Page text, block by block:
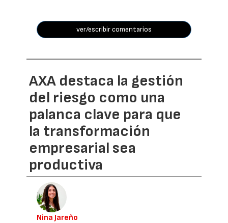
ver/escribir comentarios
AXA destaca la gestión
del riesgo como una
palanca clave para que
la transformación
empresarial sea
productiva
Nina Jareño